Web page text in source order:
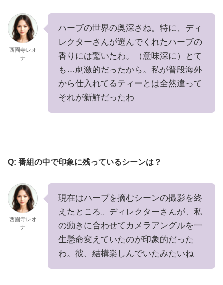
西園寺レオ
ナ
ハーブの世界の奥深さね。特に、ディ
レクターさんが選んでくれたハーブの
香りには驚いたわ。（意味深に）とて
も…刺激的だったから。私が普段海外
から仕入れてるティーとは全然違って
それが新鮮だったわ
Q: 番組の中で印象に残っているシーンは？
西園寺レオ
ナ
現在はハーブを摘むシーンの撮影を終
えたところ。ディレクターさんが、私
の動きに合わせてカメラアングルを一
生懸命変えていたのが印象的だった
わ。彼、結構楽しんでいたみたいね